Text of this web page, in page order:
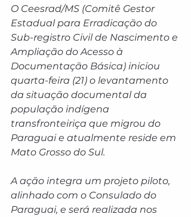
O Ceesrad/MS (Comitê Gestor
Estadual para Erradicação do
Sub-registro Civil de Nascimento e
Ampliação do Acesso à
Documentação Básica) iniciou
quarta-feira (21) o levantamento
da situação documental da
população indígena
transfronteiriça que migrou do
Paraguai e atualmente reside em
Mato Grosso do Sul.
A ação integra um projeto piloto,
alinhado com o Consulado do
Paraguai, e será realizada nos